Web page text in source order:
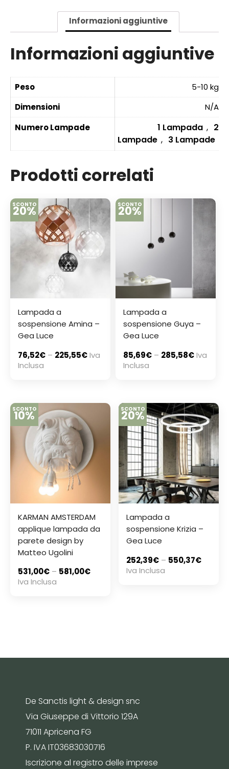
Informazioni aggiuntive
Informazioni aggiuntive
Peso
5-10 kg
Dimensioni
N/A
Numero Lampade
1 Lampada , 2
Lampade , 3 Lampade
Prodotti correlati
SCONTO
20%
Lampada a
sospensione Amina –
Gea Luce
76,52€ – 225,55€Iva
Inclusa
SCONTO
20%
Lampada a
sospensione Guya –
Gea Luce
85,69€ – 285,58€Iva
Inclusa
SCONTO
10%
KARMAN AMSTERDAM
applique lampada da
parete design by
Matteo Ugolini
531,00€ – 581,00€
Iva Inclusa
SCONTO
20%
Lampada a
sospensione Krizia –
Gea Luce
252,39€ – 550,37€
Iva Inclusa
De Sanctis light & design snc
Via Giuseppe di Vittorio 129A
71011 Apricena FG
P. IVA IT03683030716
Iscrizione al registro delle imprese